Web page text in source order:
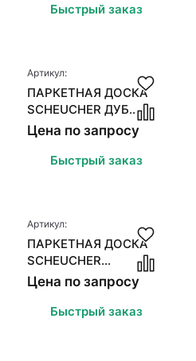
Быстрый заказ
Артикул:
ПАРКЕТНАЯ ДОСКА
SCHEUCHER ДУБ
КАНТРИ
Цена по запросу
Быстрый заказ
Артикул:
ПАРКЕТНАЯ ДОСКА
SCHEUCHER
ВАЛЛЕТТА ОРЕХ
ЭФФЕКТ
Цена по запросу
Быстрый заказ